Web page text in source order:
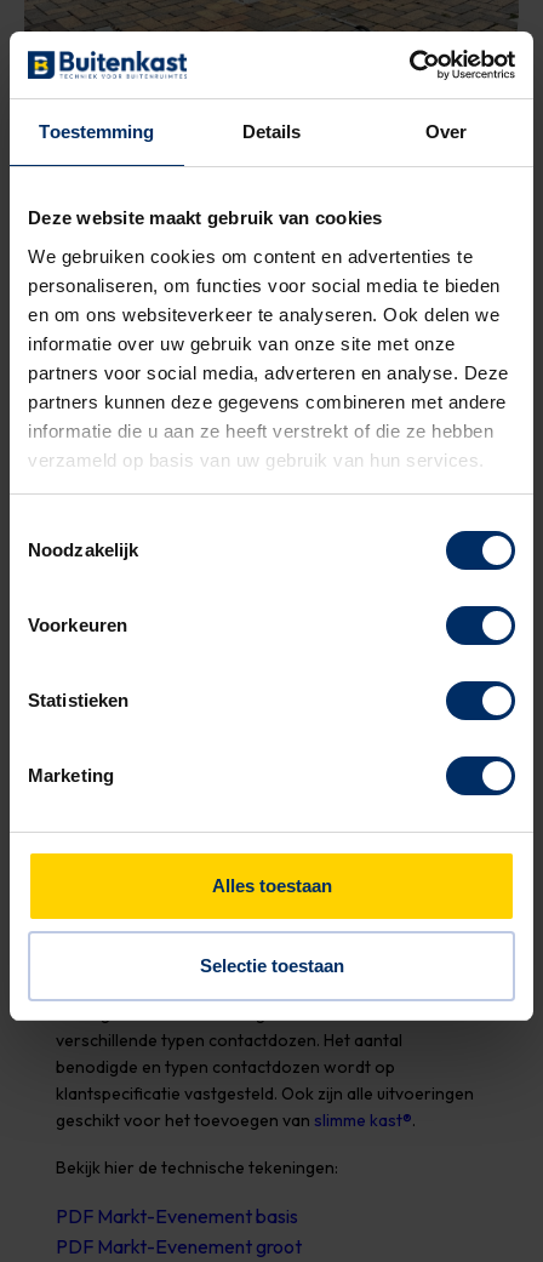
Toestemming Details Over
Deze website maakt gebruik van cookies
We gebruiken cookies om content en advertenties te
personaliseren, om functies voor social media te bieden
en om ons websiteverkeer te analyseren. Ook delen we
informatie over uw gebruik van onze site met onze
partners voor social media, adverteren en analyse. Deze
partners kunnen deze gegevens combineren met andere
informatie die u aan ze heeft verstrekt of die ze hebben
verzameld op basis van uw gebruik van hun services.
Noodzakelijk
Voorkeuren
Statistieken
Marketing
Alles toestaan
Selectie toestaan
Technische data
Afmetingen (l x b x d):
Basis: 1.030 x 1.000 x 534 mm
Groot: 1.030 x 1.340 x 534 mm
Extra groot: 1.030 x 1.730 x 534 mm
Deksel massief of bestraatbaar
Belasting deksel: 12,5 ton volgens norm EN 124-B125
Geschikt voor aansluiting van energiebedrijf (alleen
Geschikt voor contactdozen type: 230V/16A t/m
400V/125A
Deksels voorzien van gasdrukveren
Luchtbelprincipe beschermt de apparatuur tegen
NEN 1010
CE-markering
Technische tekeningen
verschillende typen contactdozen. Het aantal
benodigde en typen contactdozen wordt op
klantspecificatie vastgesteld. Ook zijn alle uitvoeringen
geschikt voor het toevoegen van slimme kast®.
Bekijk hier de technische tekeningen:
PDF Markt-Evenement basis
PDF Markt-Evenement groot